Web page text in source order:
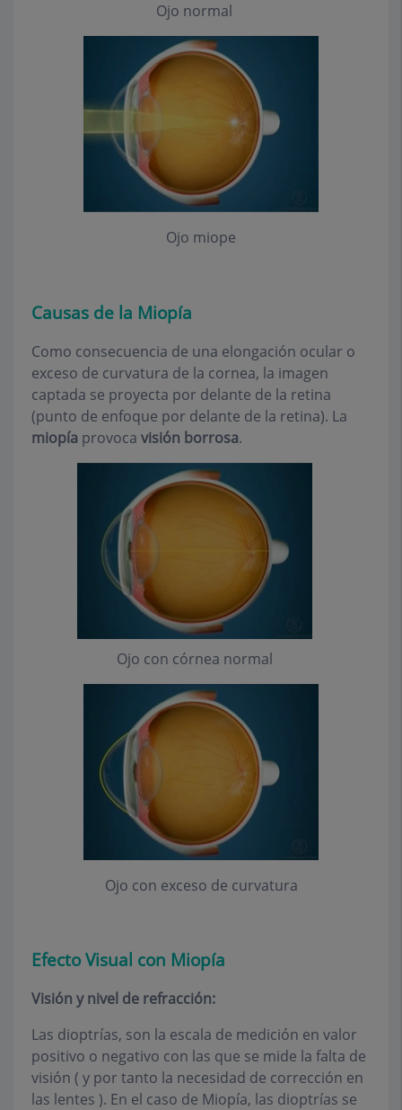
Ojo normal
Ojo miope
Causas de la Miopía
Como consecuencia de una elongación ocular o
exceso de curvatura de la cornea, la imagen
captada se proyecta por delante de la retina
(punto de enfoque por delante de la retina). La
miopía provoca visión borrosa.
Ojo con córnea normal
Ojo con exceso de curvatura
Efecto Visual con Miopía
Visión y nivel de refracción:
Las dioptrías, son la escala de medición en valor
positivo o negativo con las que se mide la falta de
visión ( y por tanto la necesidad de corrección en
las lentes ). En el caso de Miopía, las dioptrías se